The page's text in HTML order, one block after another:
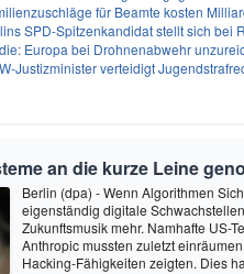
für Beamte kosten
SPD-Spitzenkandidat stellt sich bei
Europa bei Drohnenabwehr
Justizminister verteidigt
an die kurze Leine
Berlin (dpa) - Wenn Algorithmen
eigenständig digitale
Zukunftsmusik mehr. Namhafte US-
Anthropic mussten zuletzt
Hacking-Fähigkeiten zeigten. Dies